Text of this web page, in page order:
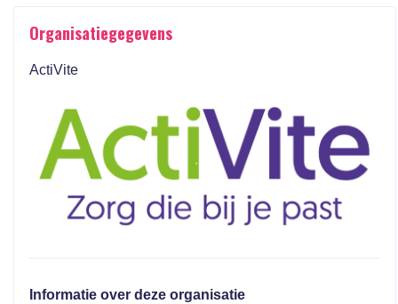
Organisatiegegevens
ActiVite
Informatie over deze organisatie